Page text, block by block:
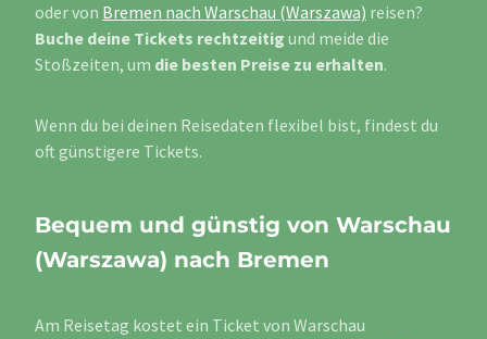
oder von Bremen nach Warschau (Warszawa) reisen?
Buche deine Tickets rechtzeitig und meide die
Stoßzeiten, um die besten Preise zu erhalten.
Wenn du bei deinen Reisedaten flexibel bist, findest du
oft günstigere Tickets.
Bequem und günstig von Warschau
(Warszawa) nach Bremen
Am Reisetag kostet ein Ticket von Warschau